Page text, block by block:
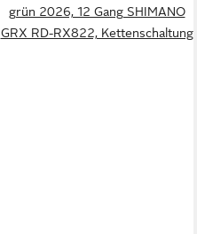
grün 2026, 12 Gang SHIMANO
GRX RD-RX822, Kettenschaltung